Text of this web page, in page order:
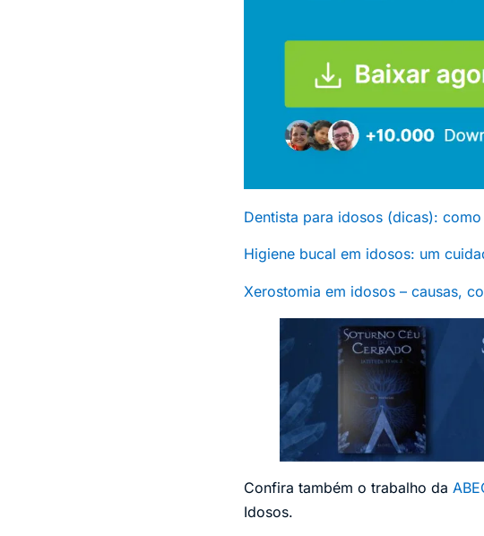
Dentista para idosos (dicas):
Higiene bucal em idosos: um
Xerostomia em idosos – causas,
Confira também o trabalho da
Idosos.